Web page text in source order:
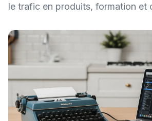
le trafic en produits, formation et